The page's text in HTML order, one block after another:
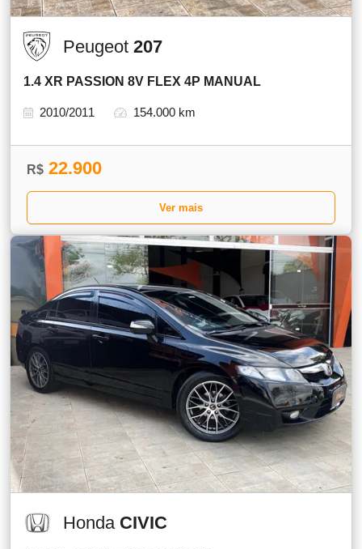
Peugeot 207
1.4 XR PASSION 8V FLEX 4P MANUAL
2010/2011 154.000 km
R$ 22.900
Ver mais
Honda CIVIC